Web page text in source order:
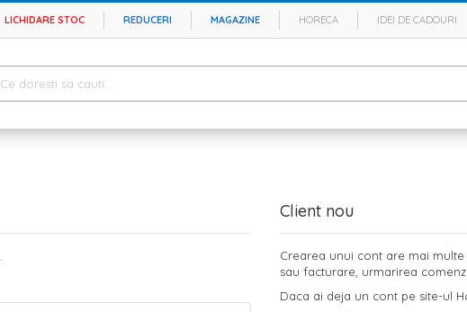
LICHIDARE STOC REDUCERI MAGAZINE HORECA IDEI DE CADOURI
Client nou
Crearea unui cont are mai
sau facturare, urmarirea
Daca ai deja un cont pe site-ul